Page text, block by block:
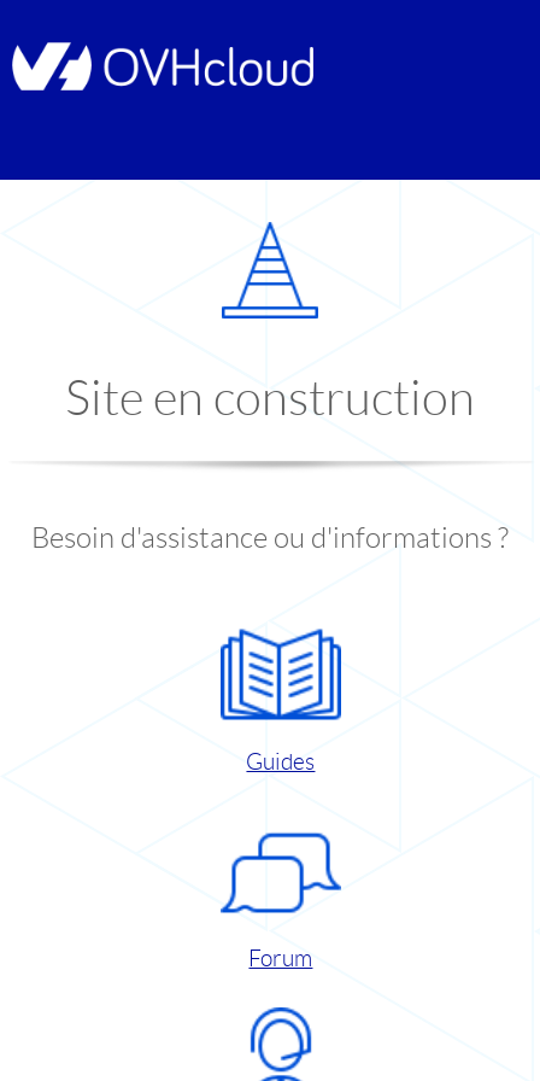
Site en construction
Besoin d'assistance ou d'informations ?
Guides
Forum